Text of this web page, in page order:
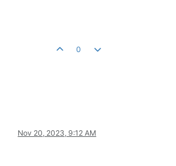
0
Nov 20, 2023, 9:12 AM